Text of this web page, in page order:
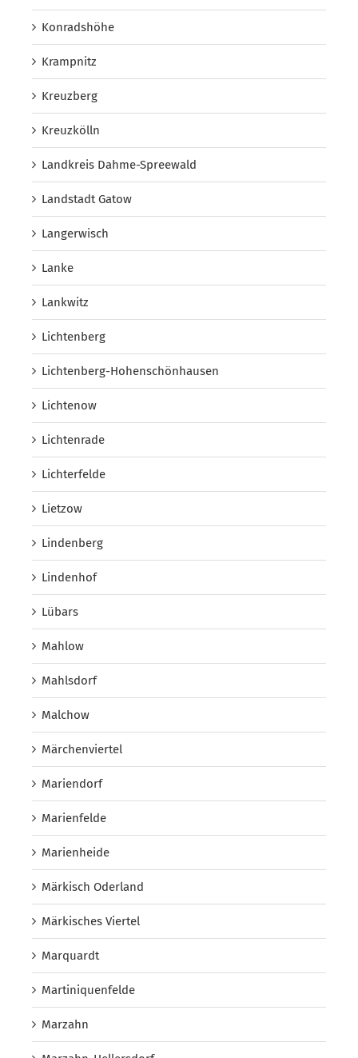
Konradshöhe
Krampnitz
Kreuzberg
Kreuzkölln
Landkreis Dahme-Spreewald
Landstadt Gatow
Langerwisch
Lanke
Lankwitz
Lichtenberg
Lichtenberg-Hohenschönhausen
Lichtenow
Lichtenrade
Lichterfelde
Lietzow
Lindenberg
Lindenhof
Lübars
Mahlow
Mahlsdorf
Malchow
Märchenviertel
Mariendorf
Marienfelde
Marienheide
Märkisch Oderland
Märkisches Viertel
Marquardt
Martiniquenfelde
Marzahn